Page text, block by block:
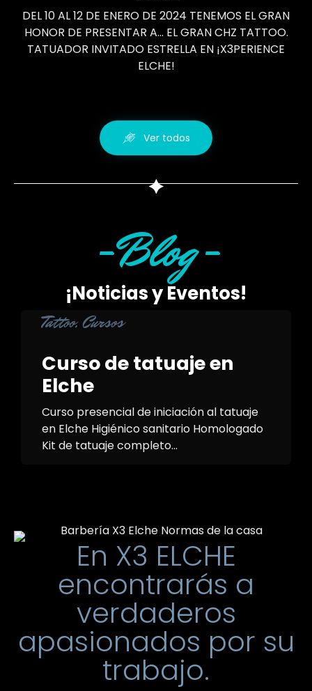
DEL 10 AL 12 DE ENERO DE 2024 TENEMOS EL GRAN
HONOR DE PRESENTAR A... EL GRAN CHZ TATTOO.
TATUADOR INVITADO ESTRELLA EN ¡X3PERIENCE
ELCHE!
Ver todos
-Blog-
¡Noticias y Eventos!
Category
Tattoo,Cursos
Curso de tatuaje en
Elche
Curso presencial de iniciación al tatuaje
en Elche Higiénico sanitario Homologado
Kit de tatuaje completo...
En X3 ELCHE
encontrarás a
verdaderos
apasionados por su
trabajo.